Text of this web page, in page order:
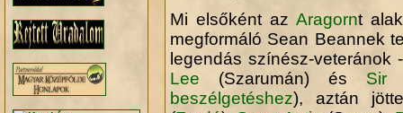
Mi elsőként az Aragornt
megformáló Sean Beannek
legendás színész-veteránok
Lee (Szarumán) és Sir
beszélgetéshez), aztán